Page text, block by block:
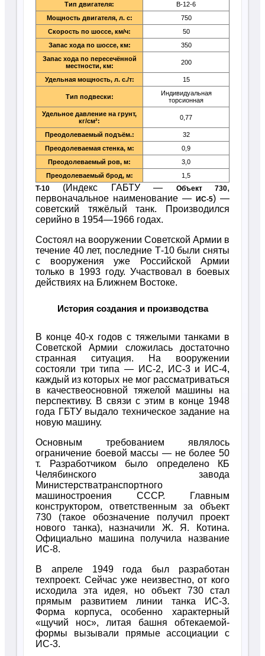
Тип двигателя:
В-12-6
Мощность двигателя, л. с:
750
Скорость по шоссе, км/ч:
50
Запас хода по шоссе, км:
350
Запас хода по пересечённой
местности, км:
200
Удельная мощность, л. с./т: 15
Тип подвески:
Индивидуальная
торсионная
Удельное давление на грунт,
кг/см²:
0,77
Преодолеваемый подъём.:
32
Преодолеваемая стенка, м:
0,9
Преодолеваемый ров, м:
3,0
Преодолеваемый брод, м:
1,5
T-10 (Индекс ГАБТУ — Объект 730,
первоначальное наименование —
ИС-5) —
советский тяжёлый танк. Производился
серийно в 1954—1966 годах.
Состоял на вооружении Советской Армии в
течение 40 лет, последние Т-10 были сняты
с вооружения уже Российской Армии
только в 1993 году. Участвовал в боевых
действиях на Ближнем Востоке.
История создания и производства
В конце 40-х годов с тяжелыми танками в
Советской Армии сложилась достаточно
странная ситуация. На вооружении
состояли три типа — ИС-2, ИС-3 и ИС-4,
каждый из которых не мог рассматриваться
в качествеосновной тяжелой машины на
перспективу. В связи с этим в конце 1948
года ГБТУ выдало техническое задание на
новую машину.
Основным требованием являлось
ограничение боевой массы — не более 50
т. Разработчиком было определено КБ
Челябинского завода
Министерстватранспортного
машиностроения СССР. Главным
конструктором, ответственным за объект
730 (такое обозначение получил проект
нового танка), назначили Ж. Я. Котина.
Официально машина получила название
ИС-8.
В апреле 1949 года был разработан
техпроект. Сейчас уже неизвестно, от кого
исходила эта идея, но объект 730 стал
прямым развитием линии танка ИС-3.
Форма корпуса, особенно характерный
«щучий нос», литая башня обтекаемой-
формы вызывали прямые ассоциации с
ИС-3.